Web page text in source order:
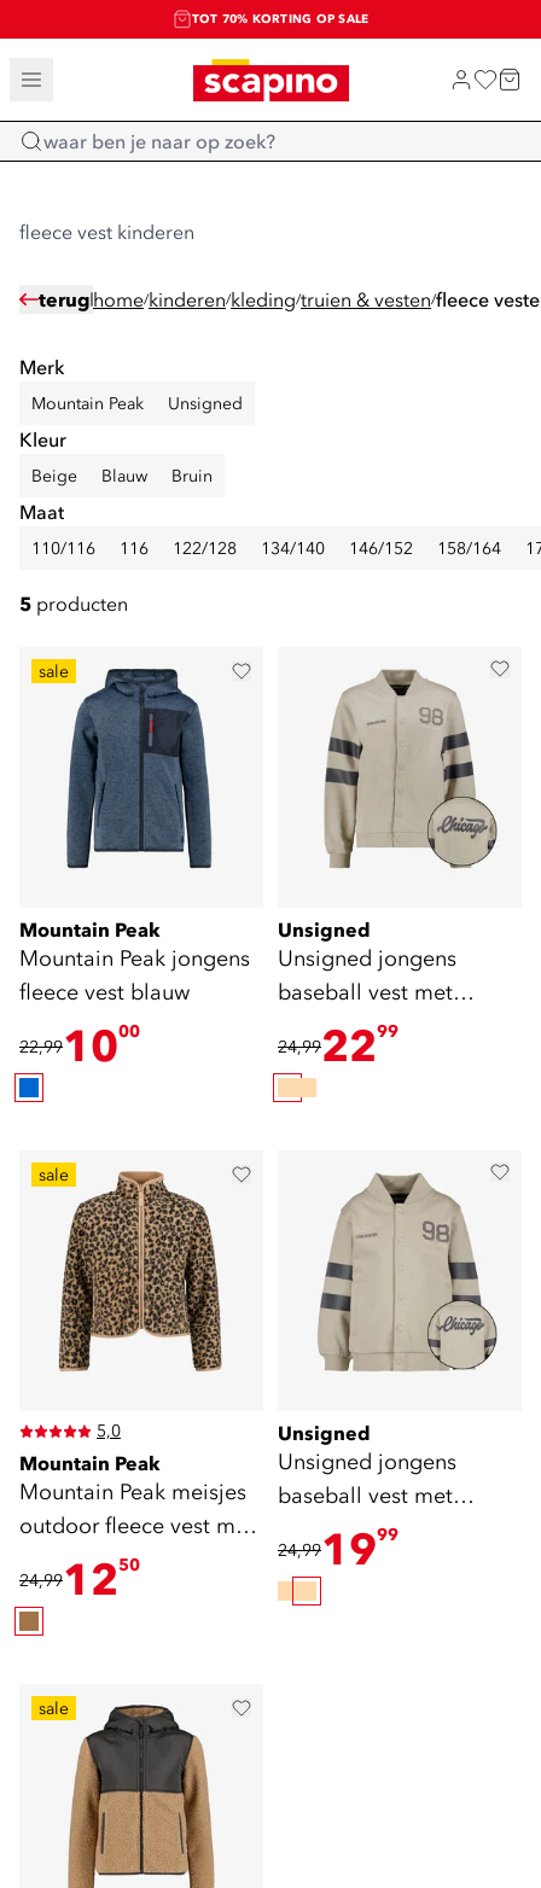
SALE: LAATSTE KANS!
SHOP NIEUW
Home
fleece vest kinderen
terug home/kinderen/kleding/truien & vesten/fleece
Merk
Mountain Peak Unsigned
Kleur
Beige Blauw Bruin
Maat
110/116 116 122/128 134/140 146/152 158/164
5 producten
sale
Mountain Peak
Mountain Peak jongens
fleece vest blauw
22,991000
Unsigned
Unsigned jongens
baseball vest met
backprint beige
24,992299
sale
5,0
Mountain Peak
Mountain Peak meisjes
outdoor fleece vest met
panterprint
24,991250
Unsigned
Unsigned jongens
baseball vest met
backprint beige
24,991999
sale